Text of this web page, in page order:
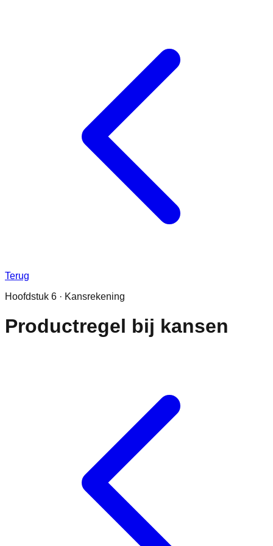
Terug
Hoofdstuk 6 · Kansrekening
Productregel bij kansen